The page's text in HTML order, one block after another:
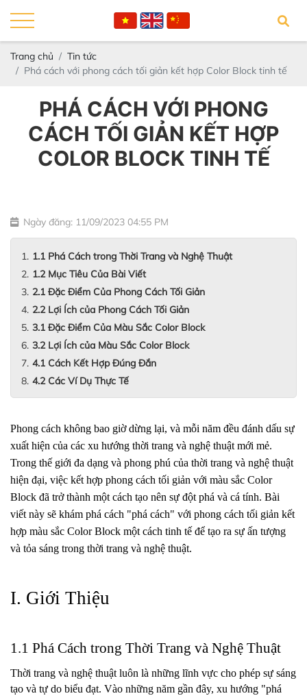
Trang chủ
Tin tức
Phá cách với phong cách tối giản kết hợp Color Block tinh tế
PHÁ CÁCH VỚI PHONG
CÁCH TỐI GIẢN KẾT HỢP
COLOR BLOCK TINH TẾ
Ngày đăng: 11/09/2023 04:55 PM
1.1 Phá Cách trong Thời Trang và Nghệ Thuật
1.2 Mục Tiêu Của Bài Viết
2.1 Đặc Điểm Của Phong Cách Tối Giản
2.2 Lợi Ích của Phong Cách Tối Giản
3.1 Đặc Điểm Của Màu Sắc Color Block
3.2 Lợi Ích của Màu Sắc Color Block
4.1 Cách Kết Hợp Đúng Đắn
4.2 Các Ví Dụ Thực Tế
Phong cách không bao giờ dừng lại, và mỗi năm đều đánh dấu sự
xuất hiện của các xu hướng thời trang và nghệ thuật mới mẻ.
Trong thế giới đa dạng và phong phú của thời trang và nghệ thuật
hiện đại, việc kết hợp phong cách tối giản với màu sắc Color
Block đã trở thành một cách tạo nên sự đột phá và cá tính. Bài
viết này sẽ khám phá cách "phá cách" với phong cách tối giản kết
hợp màu sắc Color Block một cách tinh tế để tạo ra sự ấn tượng
và tỏa sáng trong thời trang và nghệ thuật.
I. Giới Thiệu
1.1 Phá Cách trong Thời Trang và Nghệ Thuật
Thời trang và nghệ thuật luôn là những lĩnh vực cho phép sự sáng
tạo và tự do biểu đạt. Vào những năm gần đây, xu hướng "phá